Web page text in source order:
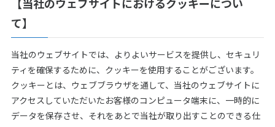
て】
当社のウェブサイトでは、よりよいサービスを提供し、セキュリ
ティを確保するために、クッキーを使用することがございます。
クッキーとは、ウェブブラウザを通して、当社のウェブサイトに
アクセスしていただいたお客様のコンピュータ端末に、一時的に
データを保存させ、それをあとで当社が取り出すことのできる仕